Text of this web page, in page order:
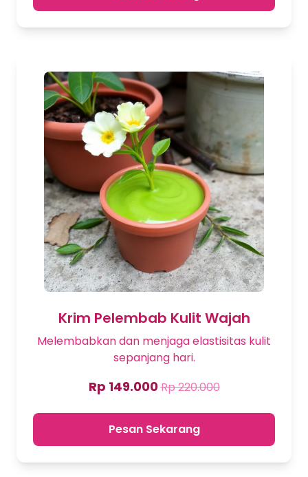
Krim Pelembab Kulit Wajah
Melembabkan dan menjaga elastisitas kulit
sepanjang hari.
Rp 149.000Rp 220.000
Pesan Sekarang